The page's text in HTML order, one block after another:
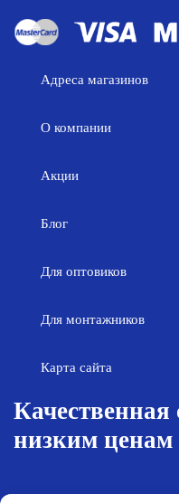
Адреса магазинов
О компании
Акции
Блог
Для оптовиков
Для монтажников
Карта сайта
Качественная
низким ценам